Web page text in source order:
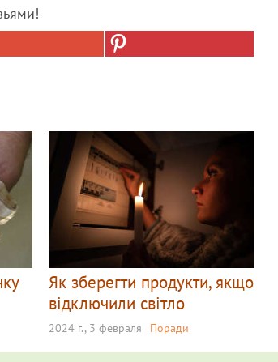
Як зберегти продукти, якщо
відключили світло
2024 г., 3 февраля Поради